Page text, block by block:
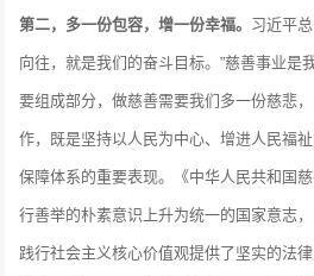
第二，多一份包容，增一份幸福。 习近平
向往，就是我们的奋斗目标。”慈善事业是
要组成部分，做慈善需要我们多一份慈悲
作，既是坚持以人民为中心、增进人民福
保障体系的重要表现。《中华人民共和国
行善举的朴素意识上升为统一的国家意志
践行社会主义核心价值观提供了坚实的法